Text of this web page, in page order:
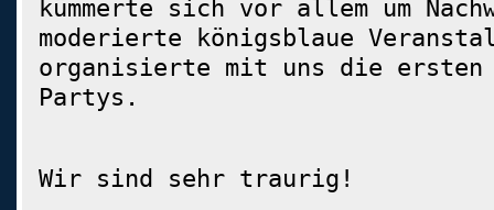
kümmerte sich vor allem um
moderierte königsblaue
organisierte mit uns die ersten
Partys.
Wir sind sehr traurig!